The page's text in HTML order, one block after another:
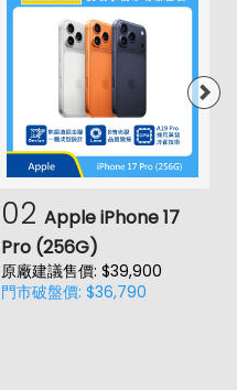
02 Apple iPhone 17
Pro (256G)
原廠建議售價: $39,900
門市破盤價: $36,790